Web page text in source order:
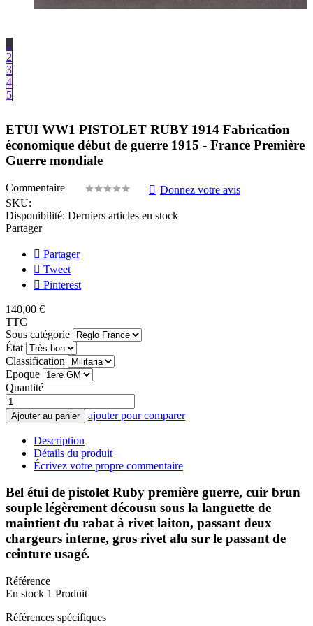
1
2
3
4
5
ETUI WW1 PISTOLET RUBY 1914 Fabrication
économique début de guerre 1915 - France Première
Guerre mondiale
Commentaire
Donnez votre avis
SKU:
Disponibilité: Derniers articles en stock
Partager
Partager
Tweet
Pinterest
140,00 €
TTC
Sous catégorie
État
Classification
Epoque
Quantité
Ajouter au panier ajouter pour comparer
Description
Détails du produit
Écrivez votre propre commentaire
Bel étui de pistolet Ruby première guerre, cuir brun
souple légèrement décousu sous la languette de
maintient du rabat à rivet laiton, passant deux
chargeurs interne, gros rivet alu sur le passant de
ceinture usagé.
Référence
En stock 1 Produit
Références spécifiques